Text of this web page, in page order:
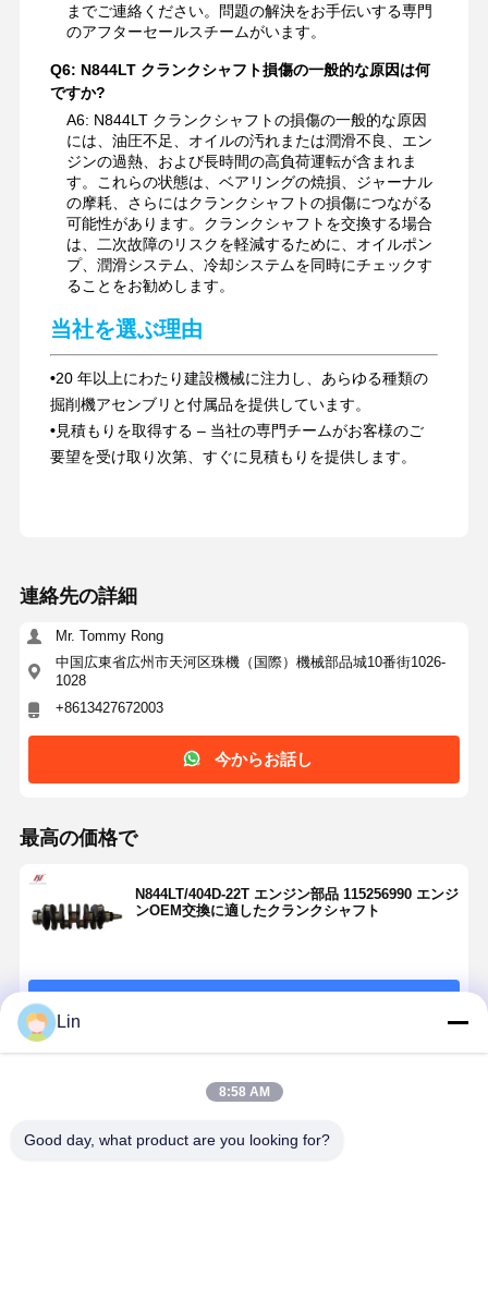
までご連絡ください。問題の解決をお手伝いする専門
のアフターセールスチームがいます。
Q6: N844LT クランクシャフト損傷の一般的な原因は何
ですか?
A6: N844LT クランクシャフトの損傷の一般的な原因
には、油圧不足、オイルの汚れまたは潤滑不良、エン
ジンの過熱、および長時間の高負荷運転が含まれま
す。これらの状態は、ベアリングの焼損、ジャーナル
の摩耗、さらにはクランクシャフトの損傷につながる
可能性があります。クランクシャフトを交換する場合
は、二次故障のリスクを軽減するために、オイルポン
プ、潤滑システム、冷却システムを同時にチェックす
ることをお勧めします。
当社を選ぶ理由
•20 年以上にわたり建設機械に注力し、あらゆる種類の
掘削機アセンブリと付属品を提供しています。
•見積もりを取得する – 当社の専門チームがお客様のご
要望を受け取り次第、すぐに見積もりを提供します。
連絡先の詳細
Mr. Tommy Rong
中国広東省広州市天河区珠機（国際）機械部品城10番街1026-
1028
+8613427672003
今からお話し
最高の価格で
N844LT/404D-22T エンジン部品 115256990 エンジ
ンOEM交換に適したクランクシャフト
推薦されたプロダクト
Lin
8:58 AM
Good day, what product are you looking for?